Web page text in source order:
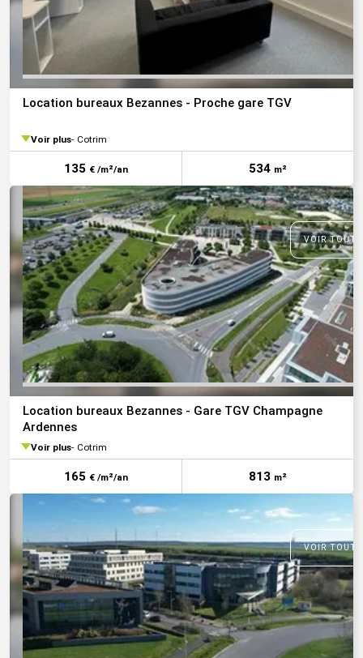
Location bureaux Bezannes - Proche gare TGV
Voir plus Cotrim
135 € /m²/an 534 m²
VOIR
Location bureaux Bezannes - Gare TGV Champagne
Ardennes
Voir plus Cotrim
165 € /m²/an 813 m²
VOIR